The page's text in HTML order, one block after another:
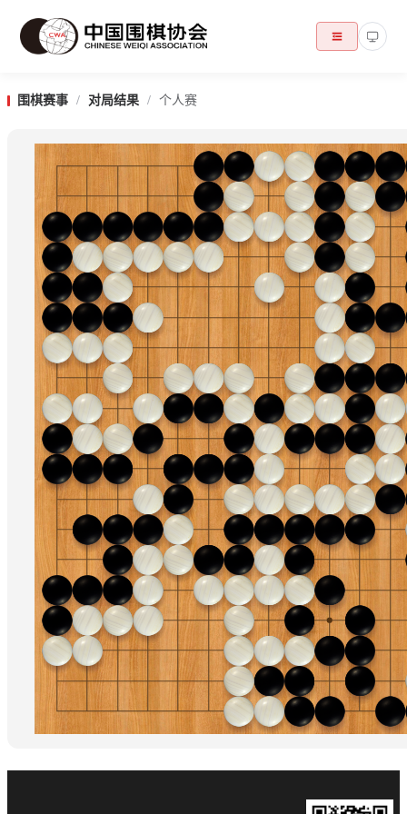
围棋赛事 / 对局结果 / 个人赛